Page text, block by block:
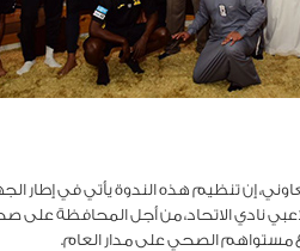
إن تنظيم هذه الندوة يأتي في إطار
نادي الاتحاد، من أجل المحافظة على صحة
مستواهم الصحي على مدار العام.